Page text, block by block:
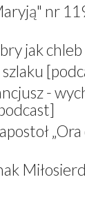
nr
jak
-